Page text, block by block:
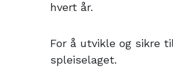
hvert år.
For å utvikle og sikre
spleiselaget.